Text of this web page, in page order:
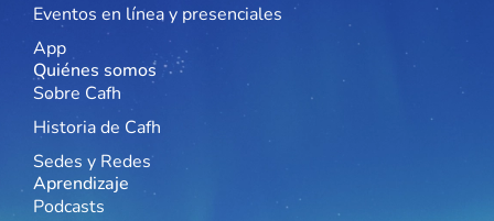
Eventos en línea y presenciales
App
Quiénes somos
Sobre Cafh
Historia de Cafh
Sedes y Redes
Aprendizaje
Podcasts